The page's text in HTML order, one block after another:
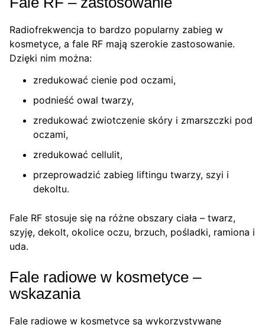
Radiofrekwencja to bardzo popularny zabieg w
kosmetyce, a fale RF mają szerokie zastosowanie.
Dzięki nim można:
zredukować cienie pod oczami,
podnieść owal twarzy,
zredukować zwiotczenie skóry i zmarszczki pod
oczami,
zredukować cellulit,
przeprowadzić zabieg liftingu twarzy, szyi i
dekoltu.
Fale RF stosuje się na różne obszary ciała – twarz,
szyję, dekolt, okolice oczu, brzuch, pośladki, ramiona i
uda.
Fale radiowe w kosmetyce –
wskazania
Fale radiowe w kosmetyce są wykorzystywane